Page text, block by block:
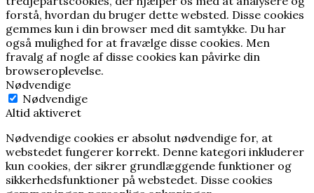
forstå, hvordan du bruger dette websted. Disse cookies
gemmes kun i din browser med dit samtykke. Du har
også mulighed for at fravælge disse cookies. Men
fravalg af nogle af disse cookies kan påvirke din
browseroplevelse.
Nødvendige
Nødvendige
Altid aktiveret
Nødvendige cookies er absolut nødvendige for, at
webstedet fungerer korrekt. Denne kategori inkluderer
kun cookies, der sikrer grundlæggende funktioner og
sikkerhedsfunktioner på webstedet. Disse cookies